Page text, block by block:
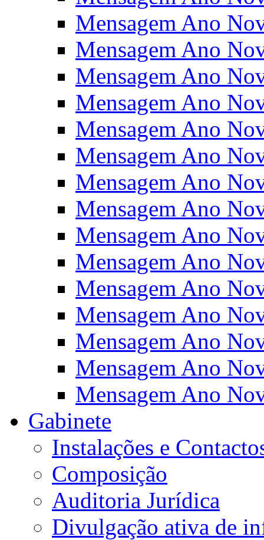
Mensagem Ano
Mensagem Ano
Mensagem Ano
Mensagem Ano
Mensagem Ano
Mensagem Ano
Mensagem Ano
Mensagem Ano
Mensagem Ano
Mensagem Ano
Mensagem Ano
Mensagem Ano
Mensagem Ano
Mensagem Ano
Mensagem Ano
Gabinete
Instalações e
Composição
Auditoria Jurídica
Divulgação ativa de